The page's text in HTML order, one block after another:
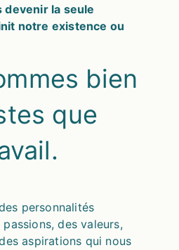
la seule
notre existence ou
bien
que
personnalités
des valeurs,
aspirations qui nous